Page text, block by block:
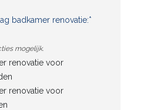
badkamer renovatie:*
mogelijk.
renovatie voor
renovatie voor